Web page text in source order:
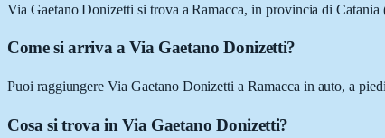
Via Gaetano Donizetti si trova a Ramacca, in provincia di
Come si arriva a Via Gaetano Donizetti?
Puoi raggiungere Via Gaetano Donizetti a Ramacca in auto, a
Cosa si trova in Via Gaetano Donizetti?